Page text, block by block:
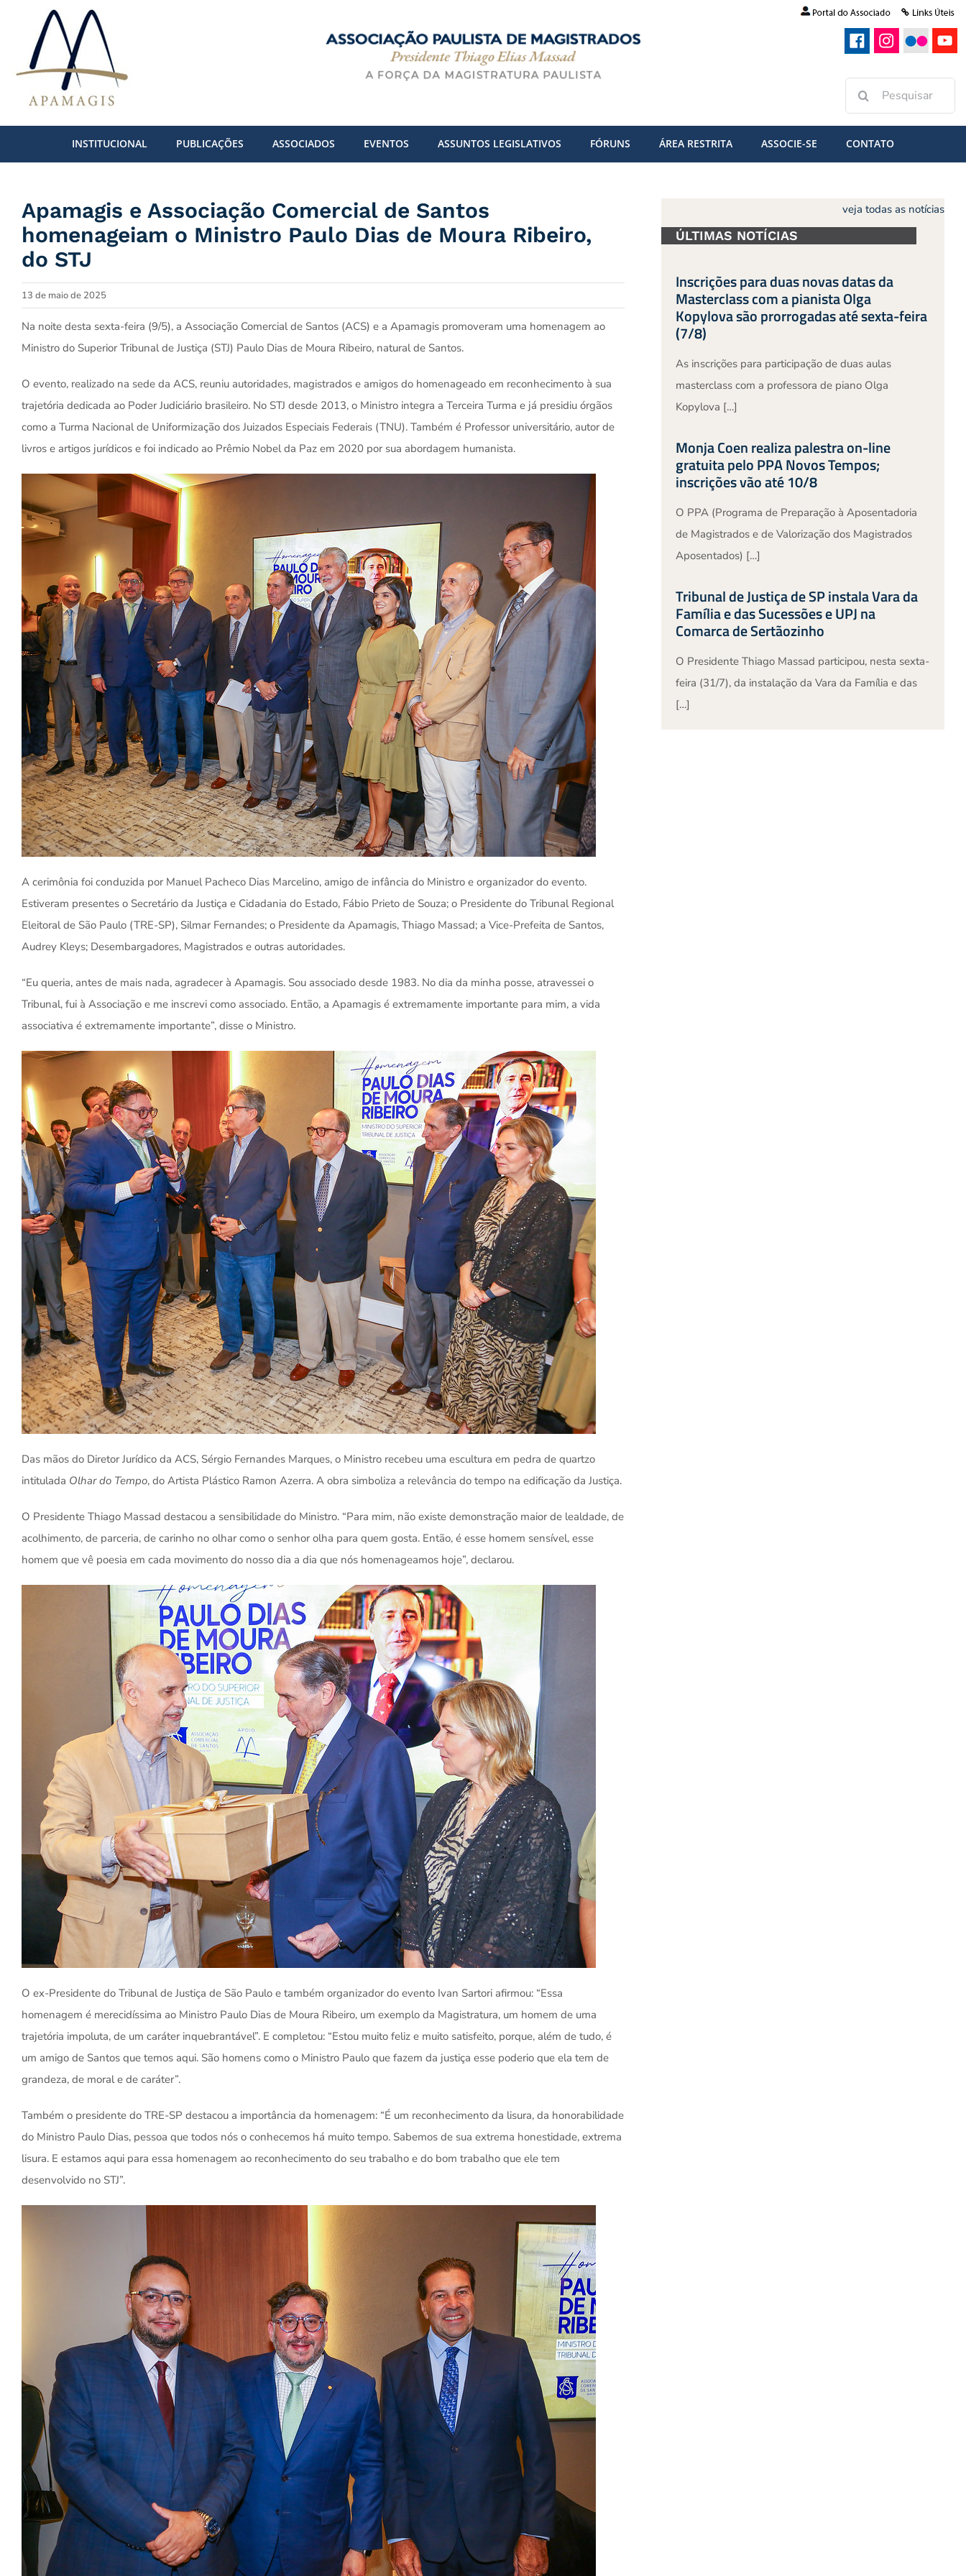
conteúdo
Buscar
resultados
INSTITUCIONAL PUBLICAÇÕES ASSOCIADOS EVENTOS ASSUNTOS LEGISLATIVOS FÓRUNS ÁREA RESTRITA ASSOCIE-SE CONTATO
Apamagis e Associação Comercial de Santos
homenageiam o Ministro Paulo Dias de Moura Ribeiro,
do STJ
13 de maio de 2025
Na noite desta sexta-feira (9/5), a Associação Comercial de Santos (ACS) e a Apamagis promoveram uma homenagem ao
Ministro do Superior Tribunal de Justiça (STJ) Paulo Dias de Moura Ribeiro, natural de Santos.
O evento, realizado na sede da ACS, reuniu autoridades, magistrados e amigos do homenageado em reconhecimento à sua
trajetória dedicada ao Poder Judiciário brasileiro. No STJ desde 2013, o Ministro integra a Terceira Turma e já presidiu órgãos
como a Turma Nacional de Uniformização dos Juizados Especiais Federais (TNU). Também é Professor universitário, autor de
livros e artigos jurídicos e foi indicado ao Prêmio Nobel da Paz em 2020 por sua abordagem humanista.
A cerimônia foi conduzida por Manuel Pacheco Dias Marcelino, amigo de infância do Ministro e organizador do evento.
Estiveram presentes o Secretário da Justiça e Cidadania do Estado, Fábio Prieto de Souza; o Presidente do Tribunal Regional
Eleitoral de São Paulo (TRE-SP), Silmar Fernandes; o Presidente da Apamagis, Thiago Massad; a Vice-Prefeita de Santos,
Audrey Kleys; Desembargadores, Magistrados e outras autoridades.
“Eu queria, antes de mais nada, agradecer à Apamagis. Sou associado desde 1983. No dia da minha posse, atravessei o
Tribunal, fui à Associação e me inscrevi como associado. Então, a Apamagis é extremamente importante para mim, a vida
associativa é extremamente importante”, disse o Ministro.
Das mãos do Diretor Jurídico da ACS, Sérgio Fernandes Marques, o Ministro recebeu uma escultura em pedra de quartzo
intitulada Olhar do Tempo, do Artista Plástico Ramon Azerra. A obra simboliza a relevância do tempo na edificação da Justiça.
O Presidente Thiago Massad destacou a sensibilidade do Ministro. “Para mim, não existe demonstração maior de lealdade, de
acolhimento, de parceria, de carinho no olhar como o senhor olha para quem gosta. Então, é esse homem sensível, esse
homem que vê poesia em cada movimento do nosso dia a dia que nós homenageamos hoje”, declarou.
O ex-Presidente do Tribunal de Justiça de São Paulo e também organizador do evento Ivan Sartori afirmou: “Essa
homenagem é merecidíssima ao Ministro Paulo Dias de Moura Ribeiro, um exemplo da Magistratura, um homem de uma
trajetória impoluta, de um caráter inquebrantável”. E completou: “Estou muito feliz e muito satisfeito, porque, além de tudo, é
um amigo de Santos que temos aqui. São homens como o Ministro Paulo que fazem da justiça esse poderio que ela tem de
grandeza, de moral e de caráter”.
Também o presidente do TRE-SP destacou a importância da homenagem: “É um reconhecimento da lisura, da honorabilidade
do Ministro Paulo Dias, pessoa que todos nós o conhecemos há muito tempo. Sabemos de sua extrema honestidade, extrema
lisura. E estamos aqui para essa homenagem ao reconhecimento do seu trabalho e do bom trabalho que ele tem
desenvolvido no STJ”.
veja todas as notícias
ÚLTIMAS NOTÍCIAS
Inscrições para duas novas datas da
Masterclass com a pianista Olga
Kopylova são prorrogadas até sexta-feira
(7/8)
As inscrições para participação de duas aulas
masterclass com a professora de piano Olga
Kopylova […]
Monja Coen realiza palestra on-line
gratuita pelo PPA Novos Tempos;
inscrições vão até 10/8
O PPA (Programa de Preparação à Aposentadoria
de Magistrados e de Valorização dos Magistrados
Aposentados) […]
Tribunal de Justiça de SP instala Vara da
Família e das Sucessões e UPJ na
Comarca de Sertãozinho
O Presidente Thiago Massad participou, nesta sexta-
feira (31/7), da instalação da Vara da Família e das
[…]